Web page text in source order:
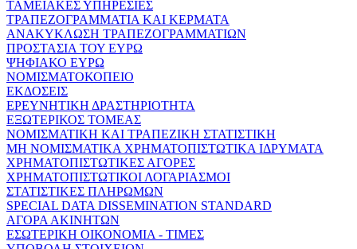
ΤΑΜΕΙΑΚΕΣ ΥΠΗΡΕΣΙΕΣ
ΤΡΑΠΕΖΟΓΡΑΜΜΑΤΙΑ ΚΑΙ ΚΕΡΜΑΤΑ
ΑΝΑΚΥΚΛΩΣΗ ΤΡΑΠΕΖΟΓΡΑΜΜΑΤΙΩΝ
ΠΡΟΣΤΑΣΙΑ ΤΟΥ ΕΥΡΩ
ΨΗΦΙΑΚΟ ΕΥΡΩ
ΝΟΜΙΣΜΑΤΟΚΟΠΕΙΟ
ΕΚΔΟΣΕΙΣ
ΕΡΕΥΝΗΤΙΚΗ ΔΡΑΣΤΗΡΙΟΤΗΤΑ
ΕΞΩΤΕΡΙΚΟΣ ΤΟΜΕΑΣ
ΝΟΜΙΣΜΑΤΙΚΗ ΚΑΙ ΤΡΑΠΕΖΙΚΗ ΣΤΑΤΙΣΤΙΚΗ
ΜΗ ΝΟΜΙΣΜΑΤΙΚΑ ΧΡΗΜΑΤΟΠΙΣΤΩΤΙΚΑ ΙΔΡΥΜΑΤΑ
ΧΡΗΜΑΤΟΠΙΣΤΩΤΙΚΕΣ ΑΓΟΡΕΣ
ΧΡΗΜΑΤΟΠΙΣΤΩΤΙΚΟΙ ΛΟΓΑΡΙΑΣΜΟΙ
ΣΤΑΤΙΣΤΙΚΕΣ ΠΛΗΡΩΜΩΝ
SPECIAL DATA DISSEMINATION STANDARD
ΑΓΟΡΑ ΑΚΙΝΗΤΩΝ
ΕΣΩΤΕΡΙΚΗ ΟΙΚΟΝΟΜΙΑ - ΤΙΜΕΣ